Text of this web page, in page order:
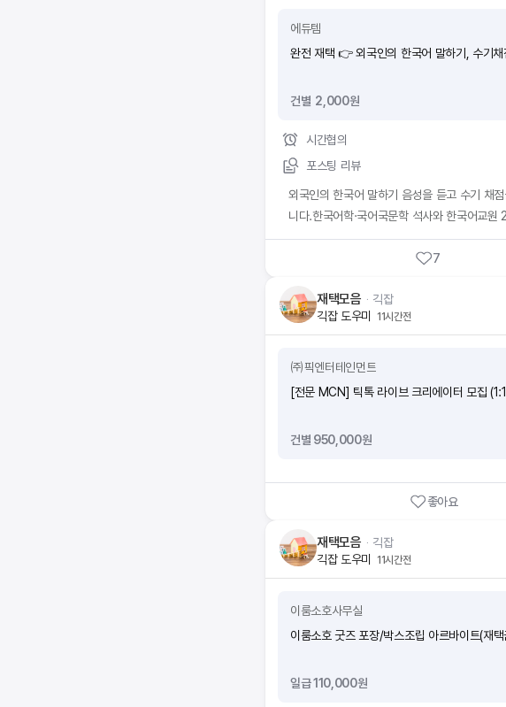
에듀템
완전 재택 👉 외국인의 한국어 말하기, 수기채
건별 2,000원
시간협의
포스팅 리뷰
외국인의 한국어 말하기 음성을 듣고 수기 채
니다.한국어학·국어국문학 석사와 한국어교
집합니다.건당 2,000원을 지급하며 재택으로
7
재택모음 ᆞ 긱잡
긱잡 도우미
11시간전
㈜픽엔터테인먼트
[전문 MCN] 틱톡 라이브 크리에이터 모집
건별 950,000원
좋아요
재택모음 ᆞ 긱잡
긱잡 도우미
11시간전
이룸소호사무실
이룸소호 굿즈 포장/박스조립 아르바이트(재택
일급 110,000원